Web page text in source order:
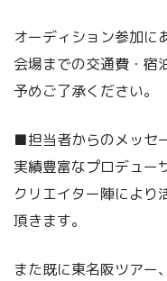
オーディション参加に
会場までの交通費・宿
予めご了承ください。
■担当者からのメッセ
実績豊富なプロデュー
クリエイター陣により
頂きます。
また既に東名阪ツアー